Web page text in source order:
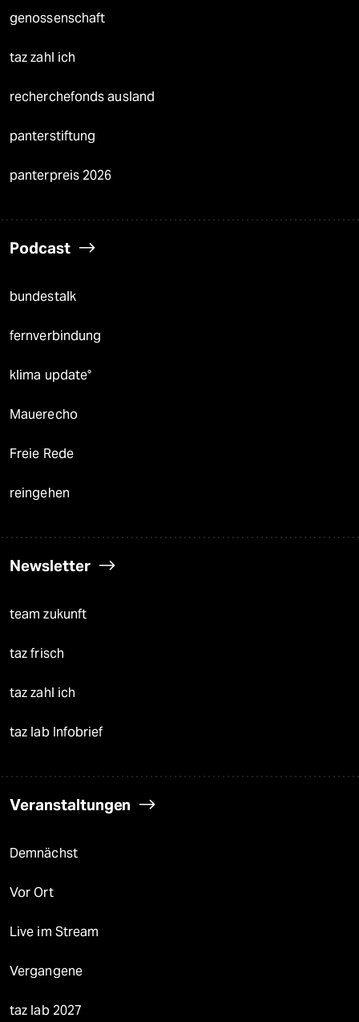
genossenschaft
taz zahl ich
recherchefonds ausland
panterstiftung
panterpreis 2026
Podcast
bundestalk
fernverbindung
klima update°
Mauerecho
Freie Rede
reingehen
Newsletter
team zukunft
taz frisch
taz zahl ich
taz lab Infobrief
Veranstaltungen
Demnächst
Vor Ort
Live im Stream
Vergangene
taz lab 2027